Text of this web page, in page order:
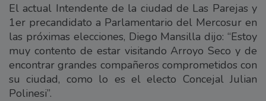
El actual Intendente de la ciudad de Las Parejas y
1er precandidato a Parlamentario del Mercosur en
las próximas elecciones, Diego Mansilla dijo: “Estoy
muy contento de estar visitando Arroyo Seco y de
encontrar grandes compañeros comprometidos con
su ciudad, como lo es el electo Concejal Julian
Polinesi”.